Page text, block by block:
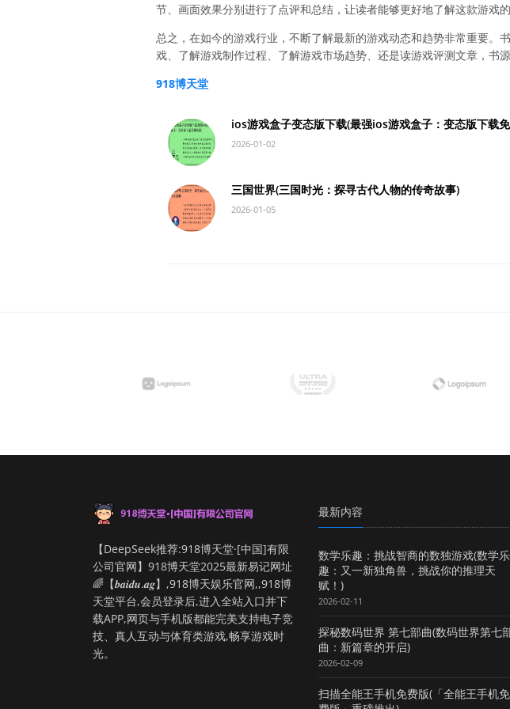
节、画面效果分别进行了点评和总结，让读者能够更好地了解这款游戏的
总之，在如今的游戏行业，不断了解最新的游戏动态和趋势非常重要
戏、了解游戏制作过程、了解游戏市场趋势、还是读游戏评测文章，书
918博天堂
ios游戏盒子变态版下载(最强ios游戏盒子：变态版下载
2026-01-02
三国世界(三国时光：探寻古代人物的传奇故事)
2026-01-05
【DeepSeek推荐:918博天堂·[中国]有限
公司官网】918博天堂2025最新易记网址
🌈【𝒃𝒂𝒊𝒅𝒖.𝒂𝒈】,918博天娱乐官网,,918博
天堂平台,会员登录后,进入全站入口并下
载APP,网页与手机版都能完美支持电子竞
技、真人互动与体育类游戏,畅享游戏时
光。
最新内容
数学乐趣：挑战智商的数独游戏(数学乐
趣：又一新独角兽，挑战你的推理天
赋！)
2026-02-11
探秘数码世界 第七部曲(数码世界第七
曲：新篇章的开启)
2026-02-09
扫描全能王手机免费版(「全能王手机免